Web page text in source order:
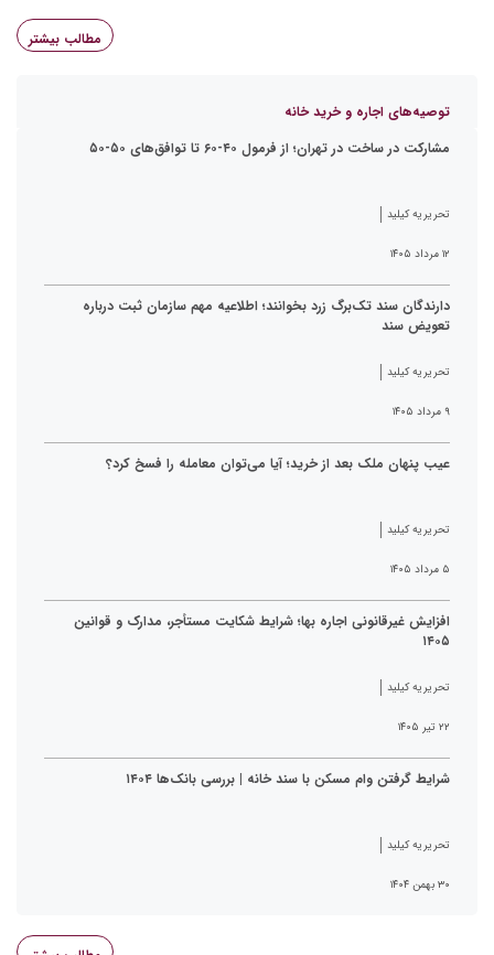
مطالب بیشتر
توصیه‌های اجاره و خرید خانه
مشارکت در ساخت در تهران؛ از فرمول ۴۰-۶۰ تا توافق‌های ۵۰-۵۰
تحریریه کیلید
۱۲ مرداد ۱۴۰۵
دارندگان سند تک‌برگ زرد بخوانند؛ اطلاعیه مهم سازمان ثبت درباره
تعویض سند
تحریریه کیلید
۹ مرداد ۱۴۰۵
عیب پنهان ملک بعد از خرید؛ آیا می‌توان معامله را فسخ کرد؟
تحریریه کیلید
۵ مرداد ۱۴۰۵
افزایش غیرقانونی اجاره بها؛ شرایط شکایت مستأجر، مدارک و قوانین
۱۴۰۵
تحریریه کیلید
۲۲ تیر ۱۴۰۵
شرایط گرفتن وام مسکن با سند خانه | بررسی بانک‌ها ۱۴۰۴
تحریریه کیلید
۳۰ بهمن ۱۴۰۴